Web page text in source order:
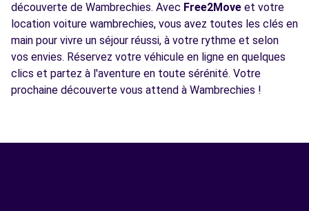
découverte de Wambrechies. Avec Free2Move et votre
location voiture wambrechies, vous avez toutes les clés en
main pour vivre un séjour réussi, à votre rythme et selon
vos envies. Réservez votre véhicule en ligne en quelques
clics et partez à l'aventure en toute sérénité. Votre
prochaine découverte vous attend à Wambrechies !